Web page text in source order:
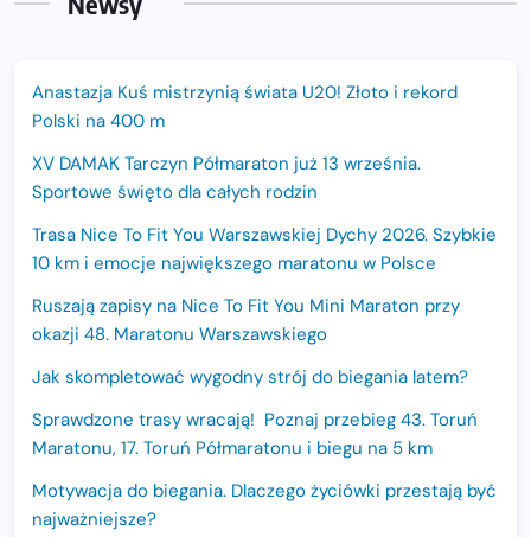
Anastazja Kuś mistrzynią świata U20! Złoto i rekord
Polski na 400 m
XV DAMAK Tarczyn Półmaraton już 13 września.
Sportowe święto dla całych rodzin
Trasa Nice To Fit You Warszawskiej Dychy 2026. Szybkie
10 km i emocje największego maratonu w Polsce
Ruszają zapisy na Nice To Fit You Mini Maraton przy
okazji 48. Maratonu Warszawskiego
Jak skompletować wygodny strój do biegania latem?
Sprawdzone trasy wracają! Poznaj przebieg 43. Toruń
Maratonu, 17. Toruń Półmaratonu i biegu na 5 km
Motywacja do biegania. Dlaczego życiówki przestają być
najważniejsze?